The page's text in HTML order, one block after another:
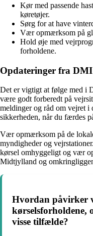
Kør med passende
køretøjer.
Sørg for at have
Vær opmærksom på
Hold øje med
forholdene.
Opdateringer fra DMI
Det er vigtigt at følge med i
være godt forberedt på
meldinger og råd om vejret
sikkerheden, når du færdes
Vær opmærksom på de
myndigheder og
kørsel omhyggeligt og vær
Midtjylland og
Hvordan påvirker
kørselsforholdene,
visse tilfælde?